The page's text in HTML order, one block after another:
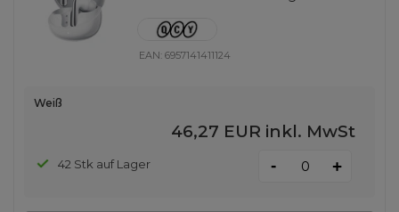
EAN:6957141411124
Weiß
46,27 EUR inkl. MwSt
42 Stk auf Lager - +